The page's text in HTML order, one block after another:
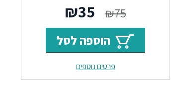
₪75
המחיר
המקורי
היה:
₪75.
₪35
הנוכחי
הוא:
₪35.
הוספה לסל
פרטים נוספים